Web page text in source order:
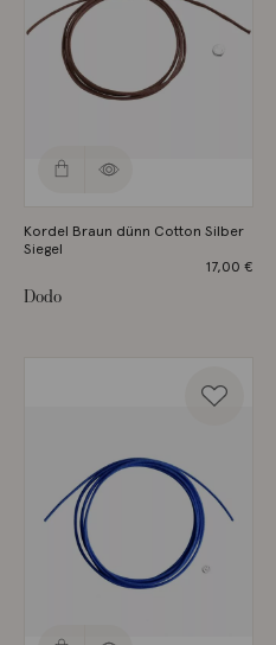
Kordel Braun dünn Cotton Silber
Siegel
17,00 €
Dodo